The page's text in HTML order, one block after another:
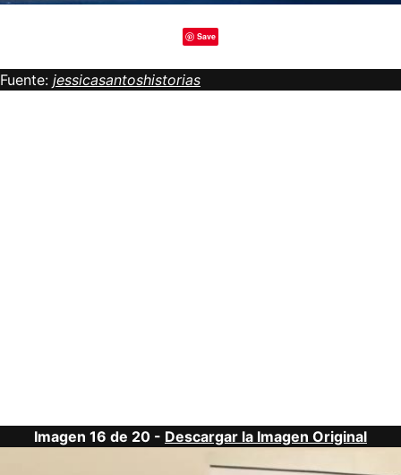
Save
Fuente: jessicasantoshistorias
Imagen 16 de 20 - Descargar la Imagen Original